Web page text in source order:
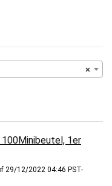
×
100Minibeutel, 1er
29/12/2022 04:46 PST-